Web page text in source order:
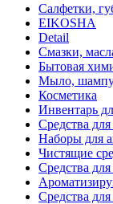
Салфетки,
EIKOSHA
Detail
Смазки,
Бытовая
Мыло,
Косметика
Инвентарь
Средства
Наборы для
Чистящие
Средства для
Средства